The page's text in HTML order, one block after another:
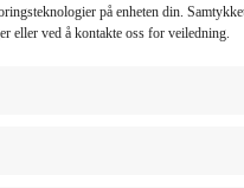
på enheten din.
eller ved å kontakte oss for veiledning.